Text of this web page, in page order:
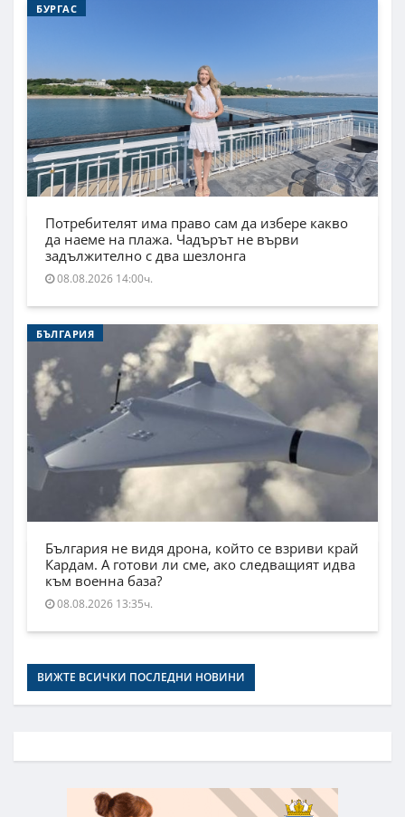
БУРГАС
Потребителят има право сам да избере какво
да наеме на плажа. Чадърът не върви
задължително с два шезлонга
08.08.2026 14:00ч.
БЪЛГАРИЯ
България не видя дрона, който се взриви край
Кардам. А готови ли сме, ако следващият идва
към военна база?
08.08.2026 13:35ч.
ВИЖТЕ ВСИЧКИ ПОСЛЕДНИ НОВИНИ